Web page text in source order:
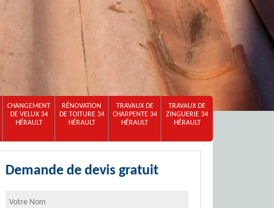
CHANGEMENT
DE VELUX 34
HÉRAULT
RÉNOVATION
DE TOITURE 34
HÉRAULT
TRAVAUX DE
CHARPENTE 34
HÉRAULT
TRAVAUX DE
ZINGUERIE 34
HÉRAULT
Demande de devis gratuit